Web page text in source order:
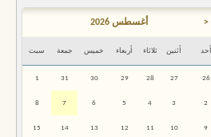
< أغسطس 2026
أحد أثنين ثلاثاء أربعاء خميس جمعة سبت
26
27
28
29
30
31
1
2
3
4
5
6
7
8
9
10
11
12
13
14
15